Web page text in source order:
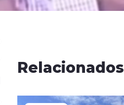
Relacionados